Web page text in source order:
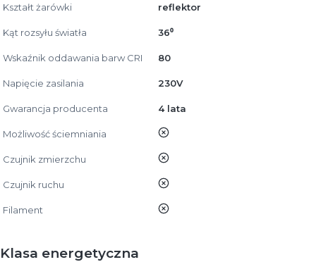
Kształt żarówki reflektor
Kąt rozsyłu światła 36⁰
Wskaźnik oddawania barw CRI 80
Napięcie zasilania 230V
Gwarancja producenta 4 lata
Możliwość ściemniania nie
Czujnik zmierzchu nie
Czujnik ruchu nie
Filament nie
Klasa energetyczna